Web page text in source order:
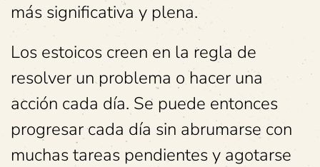
más significativa y plena.
Los estoicos creen en la regla de
resolver un problema o hacer una
acción cada día. Se puede entonces
progresar cada día sin abrumarse con
muchas tareas pendientes y agotarse